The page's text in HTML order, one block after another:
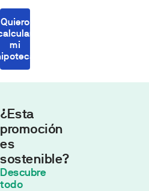
Quiero
mi
Cuota
¿Esta
promoción
es
sostenible?
Descubre
todo